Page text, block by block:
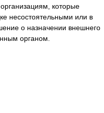
которые
несостоятельными или в
о назначении внешнего
органом.